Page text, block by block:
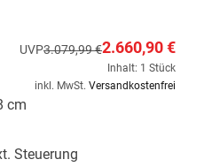
UVP3.079,99 €2.660,90 €
Inhalt: 1 Stück
inkl. MwSt. Versandkostenfrei
cm
Steuerung